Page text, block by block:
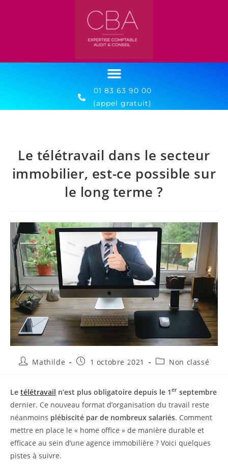
01 83 63 90 00
(appel gratuit)
Le télétravail dans le secteur
immobilier, est-ce possible sur
le long terme ?
Mathilde 1 octobre 2021 Non classé
Le télétravail n’est plus obligatoire depuis le 1er septembre
dernier. Ce nouveau format d’organisation du travail reste
néanmoins plébiscité par de nombreux salariés. Comment
mettre en place le « home office » de manière durable et
efficace au sein d’une agence immobilière ? Voici quelques
pistes à suivre.